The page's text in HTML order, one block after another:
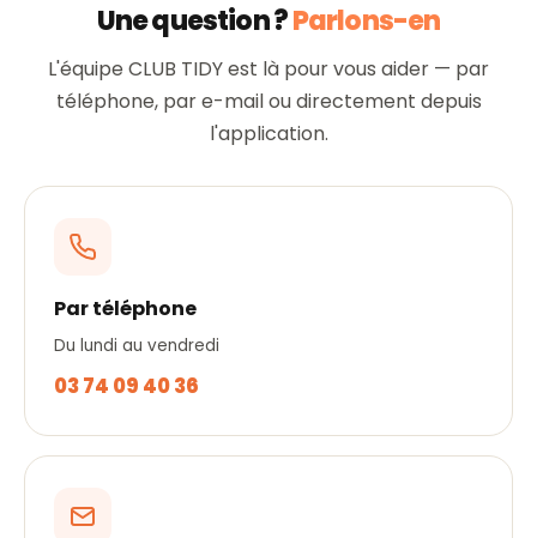
Une question ?Parlons-en
L'équipe CLUB TIDY est là pour vous aider — par
téléphone, par e-mail ou directement depuis
l'application.
Par téléphone
Du lundi au vendredi
03 74 09 40 36